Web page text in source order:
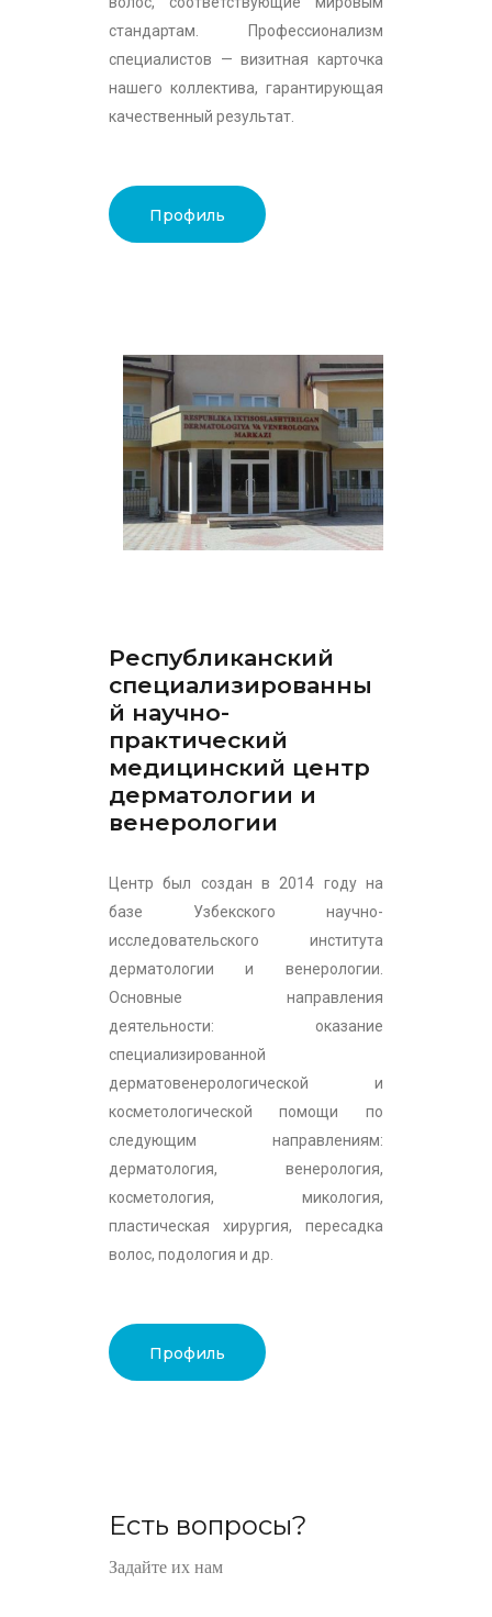
стандартам. Профессионализм
специалистов — визитная карточка
нашего коллектива, гарантирующая
качественный результат.
Профиль
Республиканский
специализированны
й научно-
практический
медицинский центр
дерматологии и
венерологии
Центр был создан в 2014 году на
базе Узбекского научно-
исследовательского института
дерматологии и венерологии.
Основные направления
деятельности: оказание
специализированной
дерматовенерологической и
косметологической помощи по
следующим направлениям:
дерматология, венерология,
косметология, микология,
пластическая хирургия, пересадка
волос, подология и др.
Профиль
Есть вопросы?
Задайте их нам